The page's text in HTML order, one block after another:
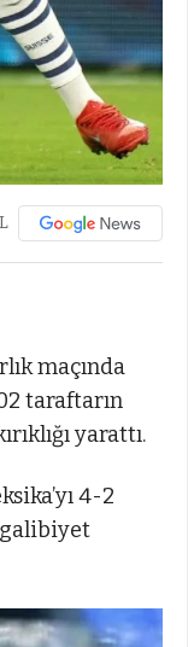
maçında
taraftarın
yarattı.
4-2
galibiyet